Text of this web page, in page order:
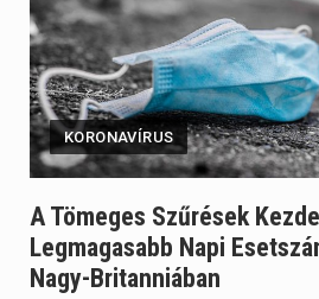
KORONAVÍRUS
A Tömeges Szűrések
Legmagasabb Napi
Nagy-Britanniában